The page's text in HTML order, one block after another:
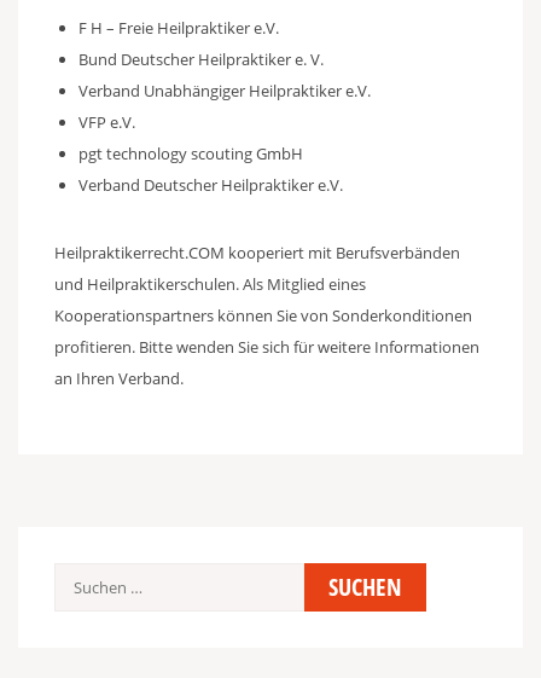
F H – Freie Heilpraktiker e.V.
Bund Deutscher Heilpraktiker e. V.
Verband Unabhängiger Heilpraktiker e.V.
VFP e.V.
pgt technology scouting GmbH
Verband Deutscher Heilpraktiker e.V.
Heilpraktikerrecht.COM kooperiert mit Berufsverbänden
und Heilpraktikerschulen. Als Mitglied eines
Kooperationspartners können Sie von Sonderkonditionen
profitieren. Bitte wenden Sie sich für weitere Informationen
an Ihren Verband.
Suchen